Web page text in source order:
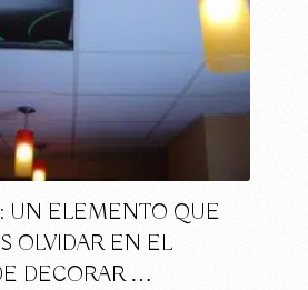
UN ELEMENTO QUE
OLVIDAR EN EL
DECORAR …